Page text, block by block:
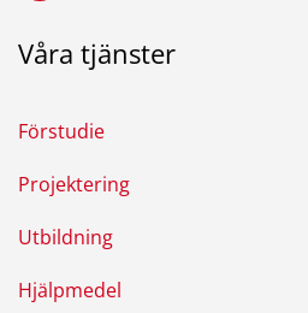
Våra tjänster
Förstudie
Projektering
Utbildning
Hjälpmedel